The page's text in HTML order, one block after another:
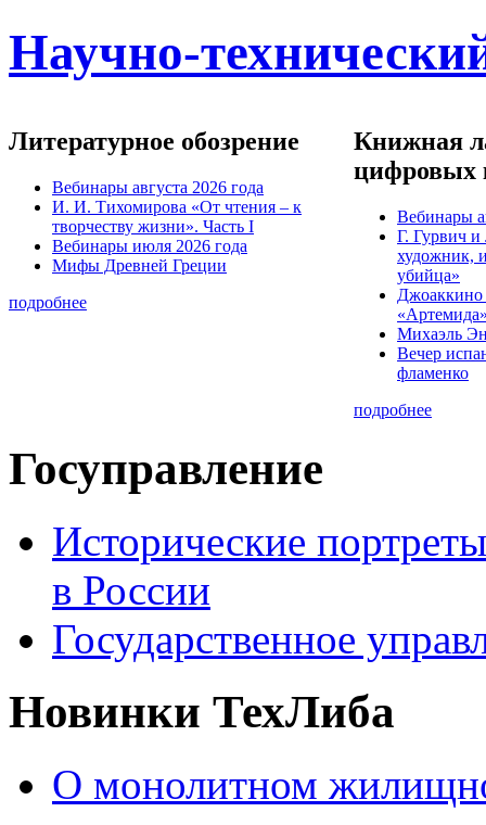
Научно-
Литературное обозрение
Вебинары августа 2026 года
И. И. Тихомирова «От чтения – к
творчеству жизни». Часть I
Вебинары июля 2026 года
Мифы Древней Греции
подробнее
Книжная
цифровых
Вебинары
Г. Гурвич
художник,
убийца»
Михаэль
Вечер
фламенко
подробнее
Госуправление
Исторические
в России
Государственное
Новинки ТехЛиба
О монолитном